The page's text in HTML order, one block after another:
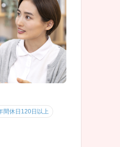
間休日120日以上